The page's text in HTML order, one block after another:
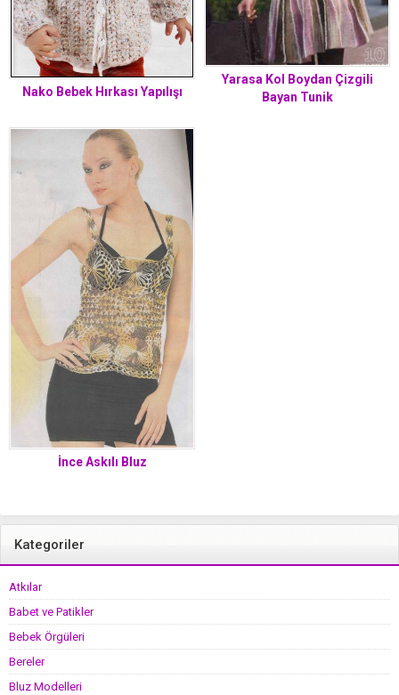
Nako Bebek Hırkası Yapılışı
Yarasa Kol Boydan Çizgili
Bayan Tunik
İnce Askılı Bluz
Kategoriler
Atkılar
Babet ve Patikler
Bebek Örgüleri
Bereler
Bluz Modelleri